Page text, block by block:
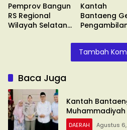
Pemprov Bangun
RS Regional
Wilayah Selatan
Kantah
Bantaeng
Tambah
Baca Juga
Kantah
Muhammadiyah
DAERAH Agustus